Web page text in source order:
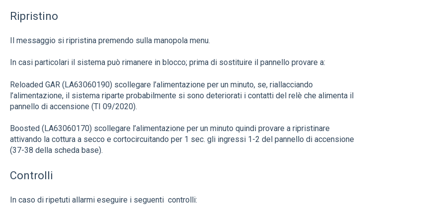
Ripristino
Il messaggio si ripristina premendo sulla manopola menu.
In casi particolari il sistema può rimanere in blocco; prima di sostituire il pannello provare a:
Reloaded GAR (LA63060190) scollegare l’alimentazione per un minuto, se, riallacciando
l’alimentazione, il sistema riparte probabilmente si sono deteriorati i contatti del relè che alimenta il
pannello di accensione (TI 09/2020).
Boosted (LA63060170) scollegare l’alimentazione per un minuto quindi provare a ripristinare
attivando la cottura a secco e cortocircuitando per 1 sec. gli ingressi 1-2 del pannello di accensione
(37-38 della scheda base).
Controlli
In caso di ripetuti allarmi eseguire i seguenti controlli: